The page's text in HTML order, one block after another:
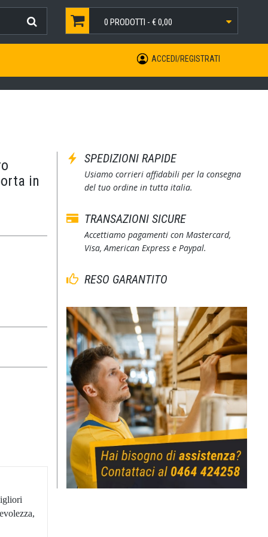
0 PRODOTTI -€ 0,00
ACCEDI/REGISTRATI
in
SPEDIZIONI RAPIDE
Usiamo corrieri affidabili per la consegna
del tuo ordine in tutta italia.
TRANSAZIONI SICURE
Accettiamo pagamenti con Mastercard,
Visa, American Express e Paypal.
RESO GARANTITO